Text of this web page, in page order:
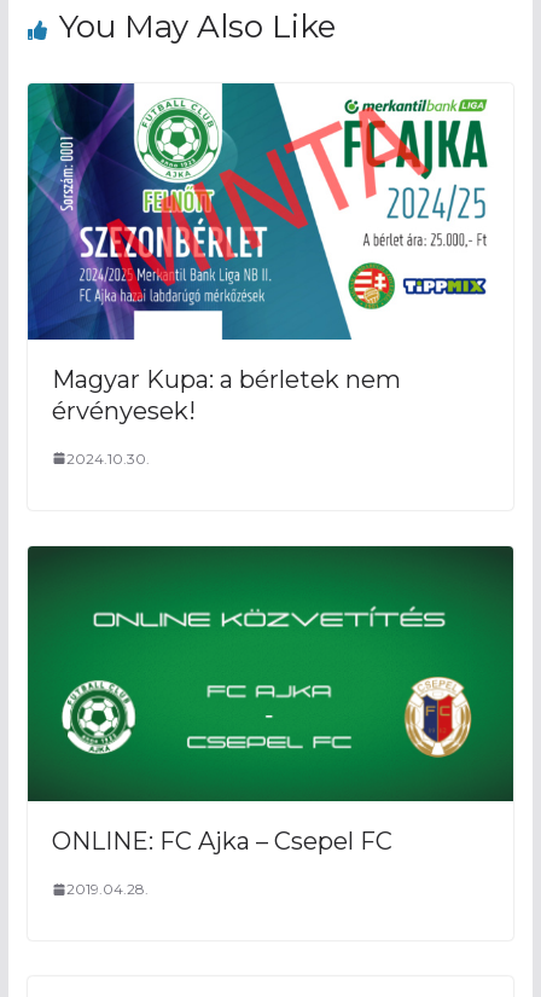
You May Also Like
Magyar Kupa: a bérletek nem
érvényesek!
2024.10.30.
ONLINE: FC Ajka – Csepel FC
2019.04.28.